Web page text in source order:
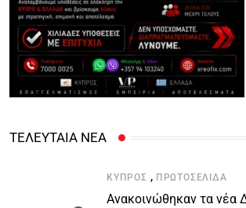
ΤΕΛΕΥΤΑΙΑ ΝΕΑ
ΚΎΠΡΟΣ , ΠΡΩΤΟΣΈΛΙΔΑ
Ανακοινώθηκαν τα νέα